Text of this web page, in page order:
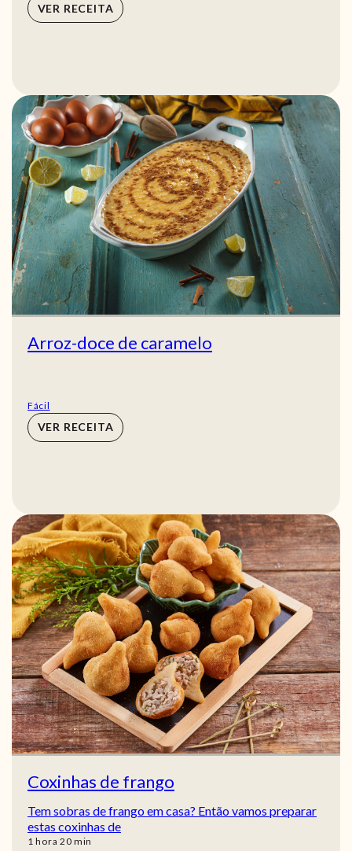
VER RECEITA
Arroz-doce de caramelo
Fácil
VER RECEITA
Coxinhas de frango
Tem sobras de frango em casa? Então vamos preparar
estas coxinhas de
1 hora
hora 20min
min